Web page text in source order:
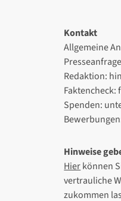
Kontakt
Allgemeine
Redaktion:
Spenden:
Hinweise
Hierkönnen
vertrauliche
zukommen